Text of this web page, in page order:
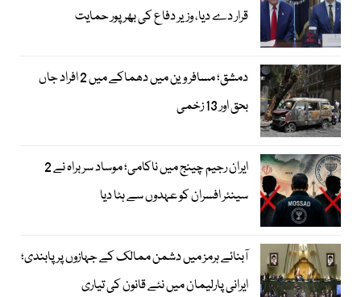
قرار دے دیا، وزیر دفاع کی بھرپور حمایت
دمشق؛ مسافر وین میں دھماکے میں 2 افراد جاں
بحق اور 13 زخمی
ایران رجیم چینج میں ناکامی؛ موساد سربراہ نے 2
سینئر افسران کو عہدوں سے ہٹا دیا
آبنائے ہرمز میں دشمن ممالک کے جہازوں پر پابندی؛
ایرانی پارلیمان میں نئے قانون کی تیاری